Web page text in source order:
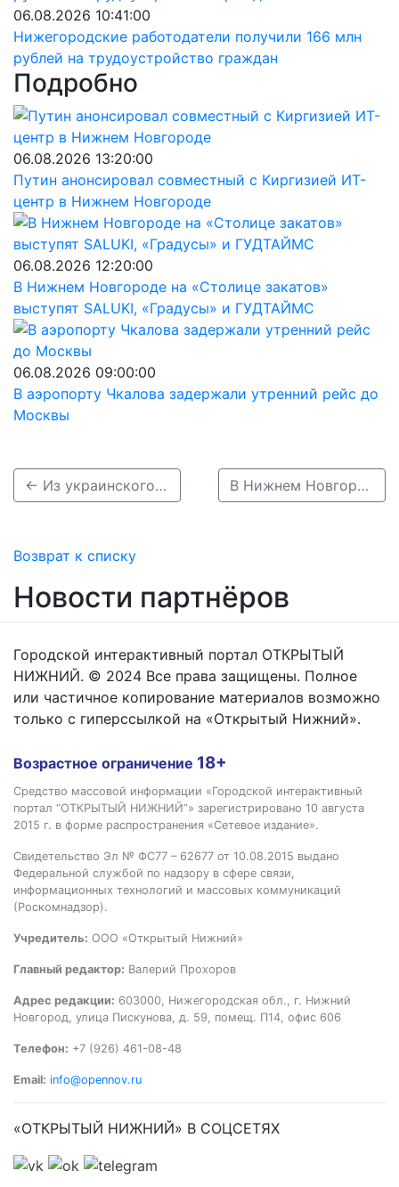
06.08.2026 10:41:00
Нижегородские работодатели получили 166 млн
рублей на трудоустройство граждан
Подробно
06.08.2026 13:20:00
Путин анонсировал совместный с Киргизией ИТ-
центр в Нижнем Новгороде
06.08.2026 12:20:00
В Нижнем Новгороде на «Столице закатов»
выступят SALUKI, «Градусы» и ГУДТАЙМС
06.08.2026 09:00:00
В аэропорту Чкалова задержали утренний рейс до
Москвы
← Из украинского плена вернулся нижегородец, проведший в заключении три года В Нижнем Новгороде открылся Центр спорта Горьковского автозавода →
Возврат к списку
Новости партнёров
Городской интерактивный портал ОТКРЫТЫЙ
НИЖНИЙ. © 2024 Все права защищены. Полное
или частичное копирование материалов возможно
только с гиперссылкой на «Открытый Нижний».
Возрастное ограничение 18+
Средство массовой информации «Городской интерактивный
портал “ОТКРЫТЫЙ НИЖНИЙ”» зарегистрировано 10 августа
2015 г. в форме распространения «Сетевое издание».
Свидетельство Эл № ФС77 – 62677 от 10.08.2015 выдано
Федеральной службой по надзору в сфере связи,
информационных технологий и массовых коммуникаций
(Роскомнадзор).
Учредитель: ООО «Открытый Нижний»
Главный редактор: Валерий Прохоров
Адрес редакции: 603000, Нижегородская обл., г. Нижний
Новгород, улица Пискунова, д. 59, помещ. П14, офис 606
Телефон: +7 (926) 461-08-48
Email: info@opennov.ru
«ОТКРЫТЫЙ НИЖНИЙ» В СОЦСЕТЯХ